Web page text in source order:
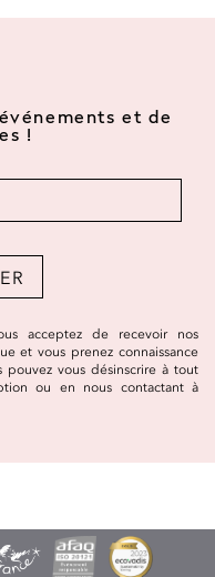
et de
!
acceptez de recevoir nos
et vous prenez connaissance
pouvez vous désinscrire à tout
ou en nous contactant à